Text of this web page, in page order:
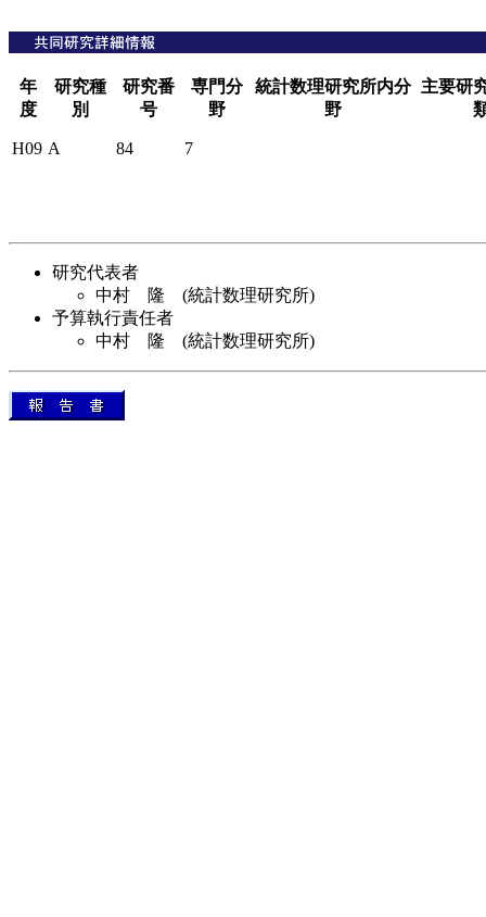
年
度
研究種
別
研究番
号
専門分
野
統計数理研究所内分
野
主要研
H09 A 84 7
研究代表者
中村 隆 (統計数理研究所)
予算執行責任者
中村 隆 (統計数理研究所)